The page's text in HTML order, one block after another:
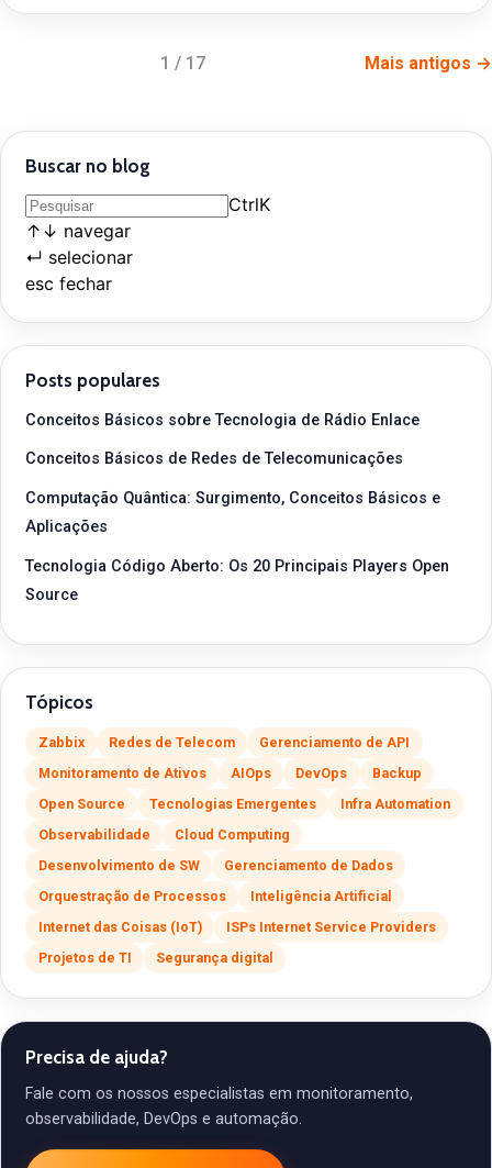
1 / 17 Mais antigos →
Buscar no blog
CtrlK
↑ ↓ navegar
↵ selecionar
esc fechar
Posts populares
Conceitos Básicos sobre Tecnologia de Rádio Enlace
Conceitos Básicos de Redes de Telecomunicações
Computação Quântica: Surgimento, Conceitos Básicos e
Aplicações
Tecnologia Código Aberto: Os 20 Principais Players Open
Source
Tópicos
Zabbix Redes de Telecom
Gerenciamento de API
Monitoramento de Ativos
AIOps DevOps
Backup
Open Source
Tecnologias Emergentes
Infra Automation
Observabilidade
Cloud Computing
Desenvolvimento de SW
Gerenciamento de Dados
Orquestração de Processos
Inteligência Artificial
Internet das Coisas (IoT)
ISPs Internet Service Providers
Projetos de TI
Segurança digital
Precisa de ajuda?
Fale com os nossos especialistas em monitoramento,
observabilidade, DevOps e automação.